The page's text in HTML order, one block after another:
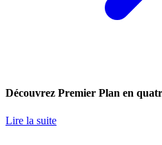
Découvrez Premier Plan en
Lire la suite